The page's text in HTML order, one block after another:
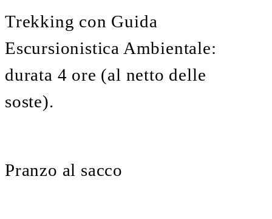
Trekking con Guida
Escursionistica Ambientale:
durata 4 ore (al netto delle
soste).
Pranzo al sacco